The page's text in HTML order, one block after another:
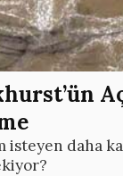
isteyen daha